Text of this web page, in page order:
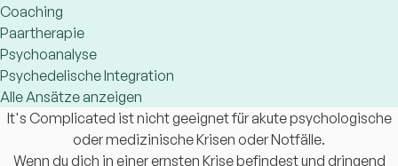
Coaching
Paartherapie
Psychoanalyse
Psychedelische Integration
Alle Ansätze anzeigen
It's Complicated ist nicht geeignet für akute psychologische
oder medizinische Krisen oder Notfälle.
Wenn du dich in einer ernsten Krise befindest und dringend